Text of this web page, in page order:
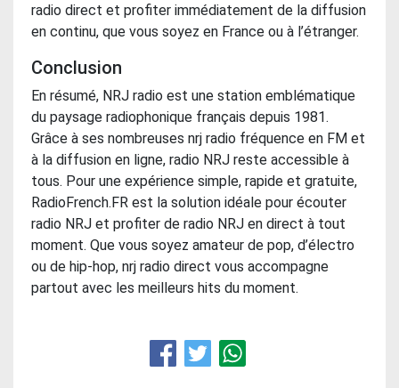
radio direct et profiter immédiatement de la diffusion
en continu, que vous soyez en France ou à l’étranger.
Conclusion
En résumé, NRJ radio est une station emblématique
du paysage radiophonique français depuis 1981.
Grâce à ses nombreuses nrj radio fréquence en FM et
à la diffusion en ligne, radio NRJ reste accessible à
tous. Pour une expérience simple, rapide et gratuite,
RadioFrench.FR est la solution idéale pour écouter
radio NRJ et profiter de radio NRJ en direct à tout
moment. Que vous soyez amateur de pop, d’électro
ou de hip-hop, nrj radio direct vous accompagne
partout avec les meilleurs hits du moment.